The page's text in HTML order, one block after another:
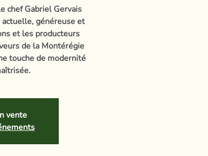
chef Gabriel Gervais
généreuse et
et les producteurs
de la Montérégie
touche de modernité
vente